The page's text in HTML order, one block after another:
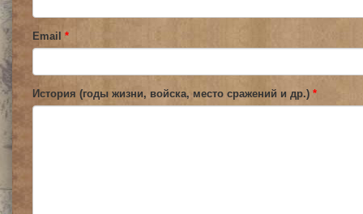
Email *
История (годы жизни, войска, место сражений и др.) *